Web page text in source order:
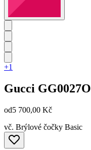
+1
Gucci GG0027O
od5 700,00 Kč
vč. Brýlové čočky Basic